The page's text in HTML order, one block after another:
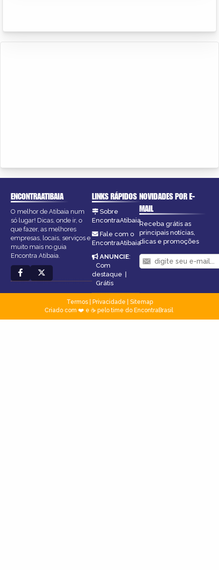
ENCONTRAATIBAIA
O melhor de Atibaia num
só lugar! Dicas, onde ir, o
que fazer, as melhores
empresas, locais, serviços e
muito mais no guia
Encontra Atibaia.
LINKS RÁPIDOS
Sobre
EncontraAtibaia
Fale com o
EncontraAtibaia
ANUNCIE:
Com
destaque |
Grátis
NOVIDADES POR E-
MAIL
Receba grátis as
principais notícias,
dicas e promoções
Termos| Privacidade
Sitemap
Criado com ❤️ e ☕ pelo time do EncontraBrasil